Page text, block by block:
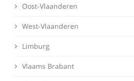
Oost-Vlaanderen
West-Vlaanderen
Limburg
Vlaams Brabant